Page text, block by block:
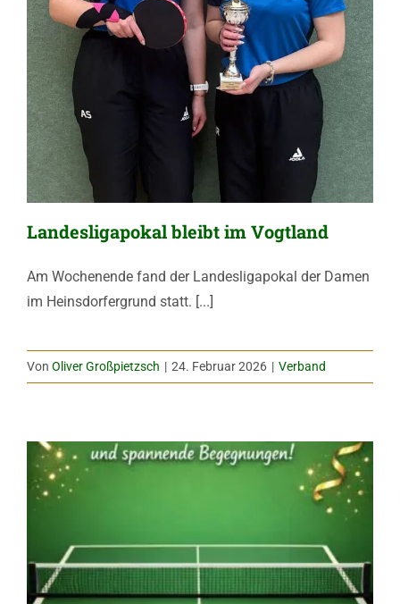
Landesligapokal bleibt im Vogtland
Am Wochenende fand der Landesligapokal der Damen
im Heinsdorfergrund statt. [...]
Von Oliver Großpietzsch | 24. Februar 2026 | Verband